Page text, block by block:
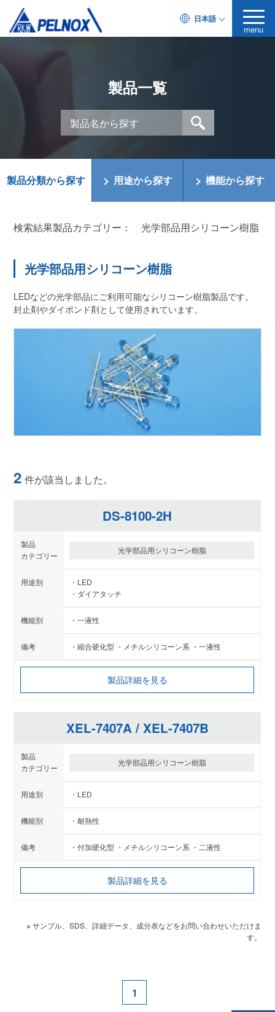
日本語
menu
製品一覧
製品分類から探す 用途から探す 機能から探す
検索結果製品カテゴリー： 光学部品用シリコーン樹脂
光学部品用シリコーン樹脂
LEDなどの光学部品にご利用可能なシリコーン樹脂製品です。
封止剤やダイボンド剤として使用されています。
2 件が該当しました。
DS-8100-2H
光学部品用シリコーン樹脂
LED
ダイアタッチ
一液性
・縮合硬化型 ・メチルシリコーン系 ・一液性
製品詳細を見る
XEL-7407A / XEL-7407B
光学部品用シリコーン樹脂
LED
耐熱性
・付加硬化型 ・メチルシリコーン系 ・二液性
製品詳細を見る
※ サンプル、SDS、詳細データ、成分表などをお問い合わせいただけま
す。
1